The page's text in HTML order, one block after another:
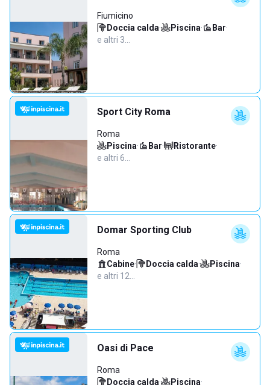
Fiumicino
Doccia calda· Piscina· Bar·
e altri 3…
Sport City Roma
Roma
Piscina· Bar· Ristorante·
e altri 6…
Domar Sporting Club
Roma
Cabine· Doccia calda· Piscina·
e altri 12…
Oasi di Pace
Roma
Doccia calda· Piscina·